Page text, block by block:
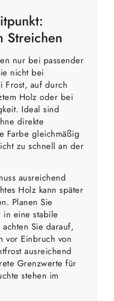
Streichen
nur bei passender
nicht bei
Frost, auf durch
Holz oder bei
Ideal sind
direkte
Farbe gleichmäßig
zu schnell an der
ausreichend
Holz kann später
Planen Sie
in eine stabile
Sie darauf,
vor Einbruch von
ausreichend
Grenzwerte für
stehen im